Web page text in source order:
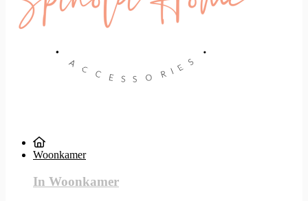
Woonkamer
In Woonkamer